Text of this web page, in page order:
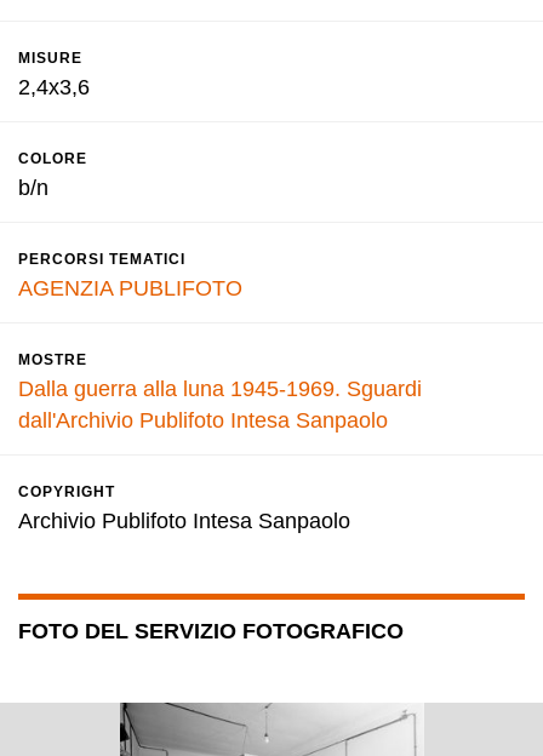
MISURE
2,4x3,6
COLORE
b/n
PERCORSI TEMATICI
AGENZIA PUBLIFOTO
MOSTRE
Dalla guerra alla luna 1945-1969. Sguardi
dall'Archivio Publifoto Intesa Sanpaolo
COPYRIGHT
Archivio Publifoto Intesa Sanpaolo
FOTO DEL SERVIZIO FOTOGRAFICO